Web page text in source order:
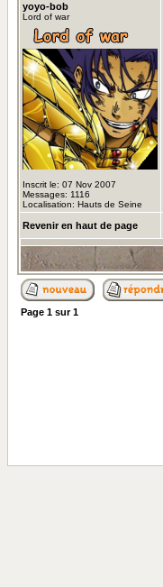
yoyo-bob
Lord of war
Inscrit le: 07 Nov 2007
Messages: 1116
Localisation: Hauts de Seine
Revenir en haut de page
Page 1 sur1